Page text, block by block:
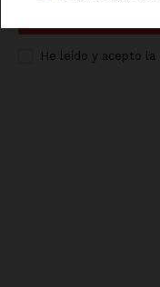
He leído y acepto la